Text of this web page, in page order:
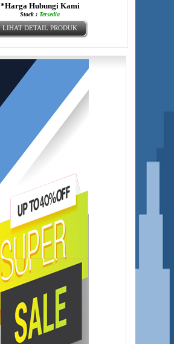
*Harga Hubungi Kami
Stock : Tersedia
LIHAT DETAIL PRODUK